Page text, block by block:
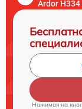
Ardor
Нажимая на